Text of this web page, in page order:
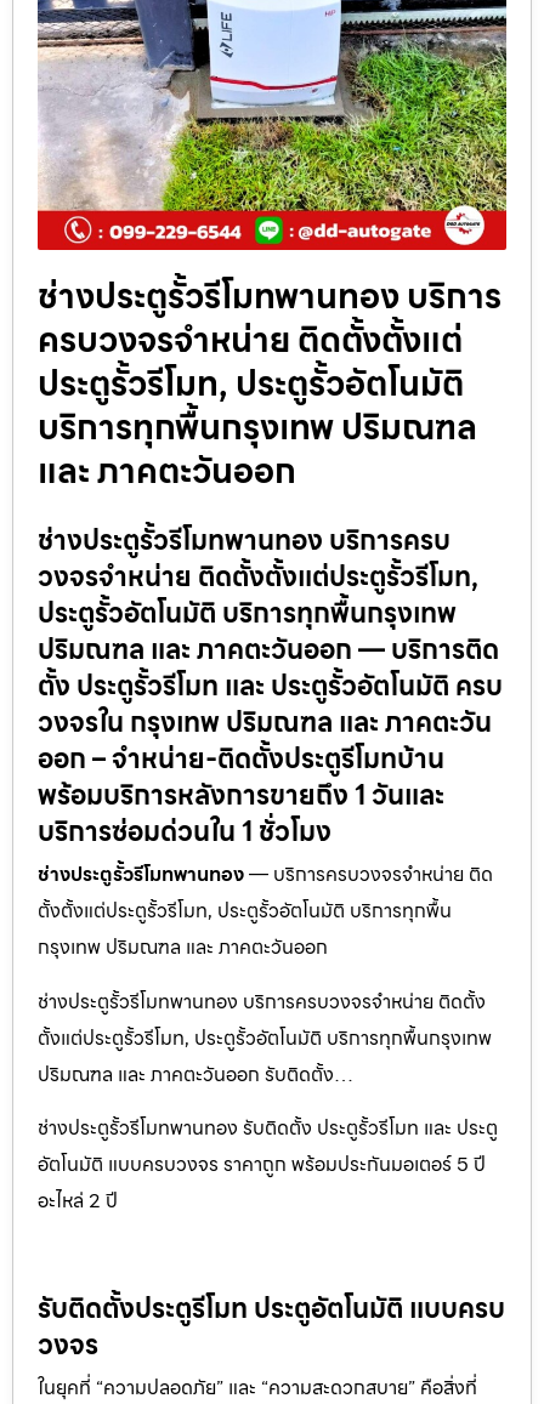
ช่างประตูรั้วรีโมทพานทอง บริการ
ครบวงจรจำหน่าย ติดตั้งตั้งแต่
ประตูรั้วรีโมท, ประตูรั้วอัตโนมัติ
บริการทุกพื้นกรุงเทพ ปริมณฑล
และ ภาคตะวันออก
ช่างประตูรั้วรีโมทพานทอง บริการครบ
วงจรจำหน่าย ติดตั้งตั้งแต่ประตูรั้วรีโมท,
ประตูรั้วอัตโนมัติ บริการทุกพื้นกรุงเทพ
ปริมณฑล และ ภาคตะวันออก — บริการติด
ตั้ง ประตูรั้วรีโมท และ ประตูรั้วอัตโนมัติ ครบ
วงจรใน กรุงเทพ ปริมณฑล และ ภาคตะวัน
ออก – จำหน่าย-ติดตั้งประตูรีโมทบ้าน
พร้อมบริการหลังการขายถึง 1 วันและ
บริการซ่อมด่วนใน 1 ชั่วโมง
ช่างประตูรั้วรีโมทพานทอง— บริการครบวงจรจำหน่าย ติด
ตั้งตั้งแต่ประตูรั้วรีโมท, ประตูรั้วอัตโนมัติ บริการทุกพื้น
กรุงเทพ ปริมณฑล และ ภาคตะวันออก
ช่างประตูรั้วรีโมทพานทอง บริการครบวงจรจำหน่าย ติดตั้ง
ตั้งแต่ประตูรั้วรีโมท, ประตูรั้วอัตโนมัติ บริการทุกพื้นกรุงเทพ
ปริมณฑล และ ภาคตะวันออก รับติดตั้ง…
ช่างประตูรั้วรีโมทพานทอง รับติดตั้ง ประตูรั้วรีโมท และ ประตู
อัตโนมัติ แบบครบวงจร ราคาถูก พร้อมประกันมอเตอร์ 5 ปี
อะไหล่ 2 ปี
รับติดตั้งประตูรีโมท ประตูอัตโนมัติ แบบครบ
วงจร
ในยุคที่ “ความปลอดภัย” และ “ความสะดวกสบาย” คือสิ่งที่